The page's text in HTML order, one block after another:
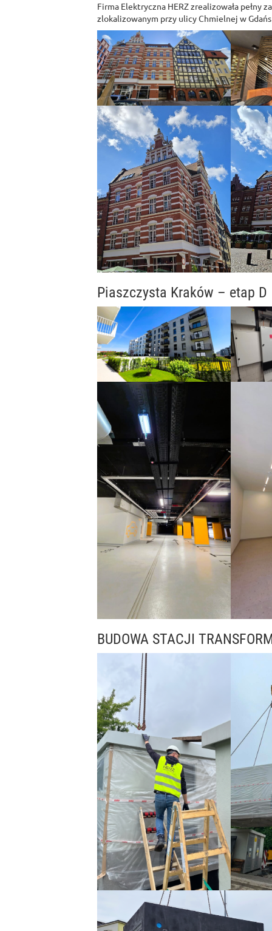
Firma Elektryczna HERZ zrealizowała
zlokalizowanym przy ulicy Chmielnej w
Piaszczysta Kraków – etap D
BUDOWA STACJI